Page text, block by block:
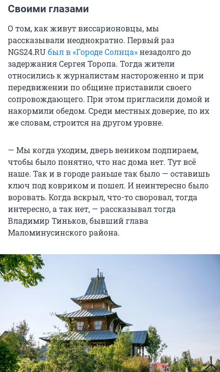
Своими глазами
О том, как живут виссарионовцы, мы
рассказывали неоднократно. Первый раз
NGS24.RUбыл в «Городе Солнца»незадолго до
задержания Сергея Торопа. Тогда жители
относились к журналистам настороженно и при
передвижении по общине приставили своего
сопровождающего. При этом пригласили домой и
накормили обедом. Среди местных доверие, по их
же словам, строится на другом уровне.
— Мы когда уходим, дверь веником подпираем,
чтобы было понятно, что нас дома нет. Тут всё
наше. Так и в городе раньше так было — оставишь
ключ под ковриком и пошел. И неинтересно было
воровать. Когда вскрыл, что-то своровал, тогда
интересно, а так нет, — рассказывал тогда
Владимир Тиньков, бывший глава
Маломинусинского района.